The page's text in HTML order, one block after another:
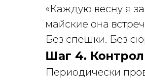
«Каждую весну я
майские она
Без спешки. Без
Шаг 4.
Периодически